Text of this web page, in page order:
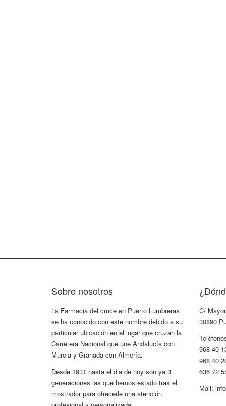
Sobre nosotros
La Farmacia del cruce en Puerto Lumbreras
se ha conocido con este nombre debido a su
particular ubicación en el lugar que cruzan la
Carretera Nacional que une Andalucía con
Murcia y Granada con Almería.
Desde 1931 hasta el dia de hoy son ya 3
generaciones las que hemos estado tras el
mostrador para ofrecerle una atención
C/
30890
968 40
968 40
636 72
Mail: